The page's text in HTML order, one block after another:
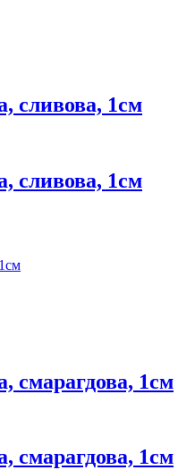
сливова, 1см
сливова, 1см
смарагдова, 1см
смарагдова, 1см